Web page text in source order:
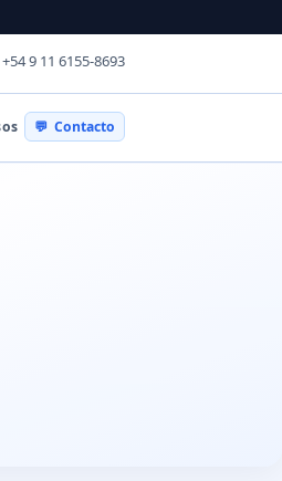
9 11 6155-8693
💬 Contacto